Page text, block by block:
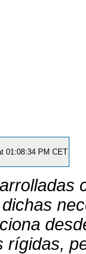
01:08:34 PM CET
rígidas,